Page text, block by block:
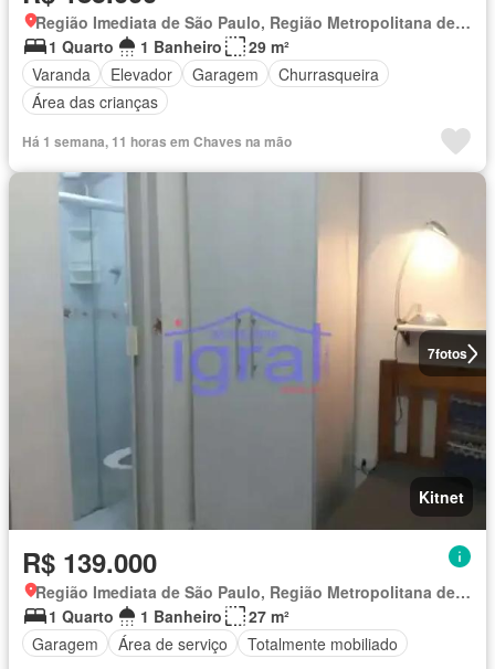
Região Imediata de São Paulo, Região Metropolitana de São Paulo
1 Quarto
1 Banheiro
29 m²
Varanda
Elevador Garagem
Churrasqueira
Área das crianças
Há 1 semana, 11 horas em Chaves na mão
7fotos
Kitnet
R$ 139.000
Região Imediata de São Paulo, Região Metropolitana de São Paulo
1 Quarto
1 Banheiro
27 m²
Garagem
Área de serviço Totalmente mobiliado